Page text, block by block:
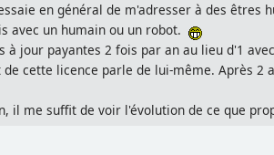
en général de m'adresser à des êtres
avec un humain ou un robot.
jour payantes 2 fois par an au lieu d'1
cette licence parle de lui-même. Après 2
il me suffit de voir l'évolution de ce que